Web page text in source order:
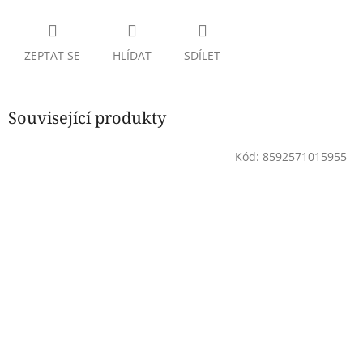
ZEPTAT SE HLÍDAT SDÍLET
Související produkty
Kód: 8592571015955